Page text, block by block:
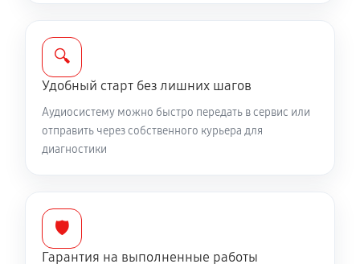
🔍
Удобный старт без лишних шагов
Аудиосистему можно быстро передать в сервис или
отправить через собственного курьера для
диагностики
🛡️
Гарантия на выполненные работы